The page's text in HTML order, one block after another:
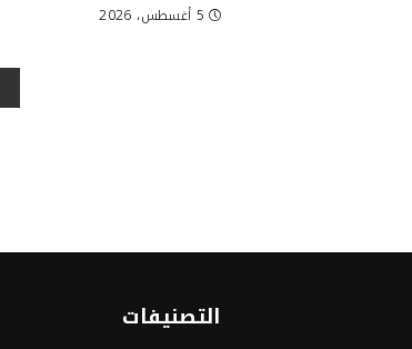
5 أغسطس، 2026
التصنيفات